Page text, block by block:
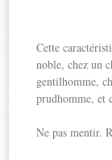
Cette
noble, chez un
gentilhomme,
prudhomme, et
Ne pas mentir.